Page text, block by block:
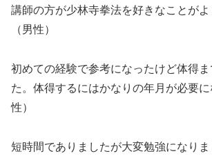
講師の方が少林寺拳法を好きなことがよ
（男性）
初めての経験で参考になったけど体得
た。体得するにはかなりの年月が必要
性）
短時間でありましたが大変勉強になり